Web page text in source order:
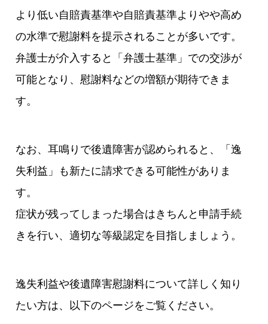
より低い自賠責基準や自賠責基準よりやや高め
の水準で慰謝料を提示されることが多いです。
弁護士が介入すると「弁護士基準」での交渉が
可能となり、慰謝料などの増額が期待できま
す。
なお、耳鳴りで後遺障害が認められると、「逸
失利益」も新たに請求できる可能性がありま
す。
症状が残ってしまった場合はきちんと申請手続
きを行い、適切な等級認定を目指しましょう。
逸失利益や後遺障害慰謝料について詳しく知り
たい方は、以下のページをご覧ください。